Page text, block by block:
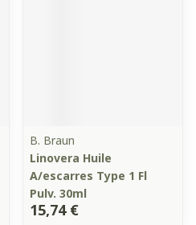
B. Braun
Linovera Huile
A/escarres Type 1 Fl
Pulv. 30ml
15,74 €